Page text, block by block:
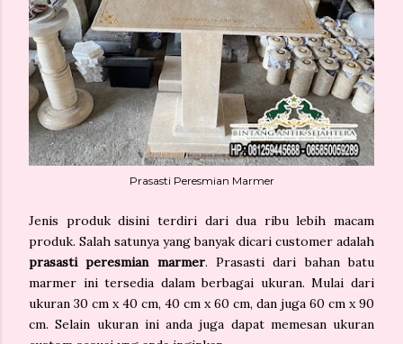
Prasasti Peresmian Marmer
Jenis produk disini terdiri dari dua ribu lebih macam
produk. Salah satunya yang banyak dicari customer adalah
prasasti peresmian marmer. Prasasti dari bahan batu
marmer ini tersedia dalam berbagai ukuran. Mulai dari
ukuran 30 cm x 40 cm, 40 cm x 60 cm, dan juga 60 cm x 90
cm. Selain ukuran ini anda juga dapat memesan ukuran